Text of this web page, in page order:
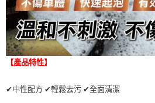
【產品特性】
✔中性配方 ✔輕鬆去污 ✔全面清潔